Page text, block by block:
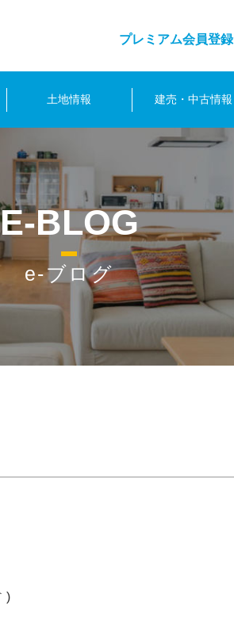
プレミアム会員登録
土地情報 建売・中古情報
E-BLOG
e-ブログ
)